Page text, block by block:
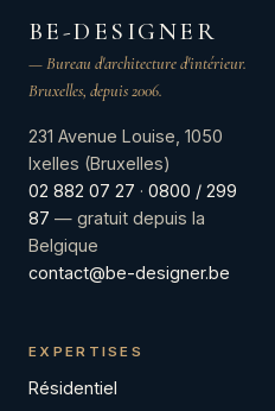
BE-DESIGNER
— Bureau d'architecture d'intérieur.
Bruxelles, depuis 2006.
231 Avenue Louise, 1050
Ixelles (Bruxelles)
02 882 07 27 · 0800 / 299
87 — gratuit depuis la
Belgique
contact@be-designer.be
EXPERTISES
Résidentiel